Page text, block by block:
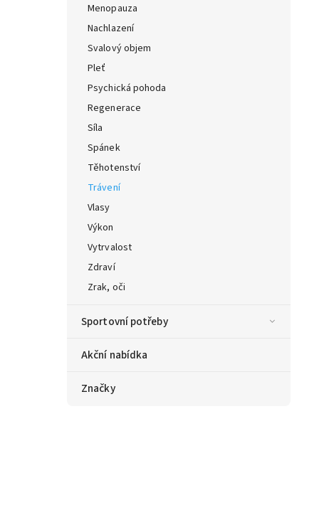
Menopauza
Nachlazení
Svalový objem
Pleť
Psychická pohoda
Regenerace
Síla
Spánek
Těhotenství
Trávení
Vlasy
Výkon
Vytrvalost
Zdraví
Zrak, oči
Sportovní potřeby
Akční nabídka
Značky